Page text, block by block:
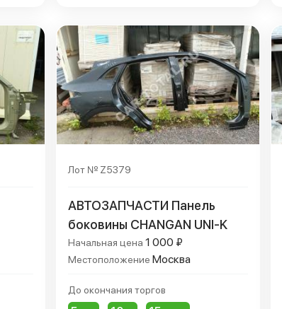
Лот № Z5379
АВТОЗАПЧАСТИ Панель
боковины CHANGAN UNI-K
Начальная цена 1 000 ₽
Местоположение Москва
До окончания торгов